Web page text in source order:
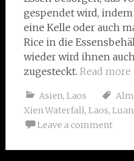
gespendet wird,
eine Kelle oder auch
Rice in die
wieder wird ihnen
zugesteckt. Read more
Asien, Laos
Xien Waterfall, Laos,
Leave a comment